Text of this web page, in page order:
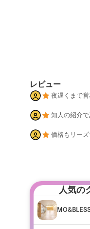
レビュー
夜遅くまで
知人の紹介
価格もリーズ
人気の